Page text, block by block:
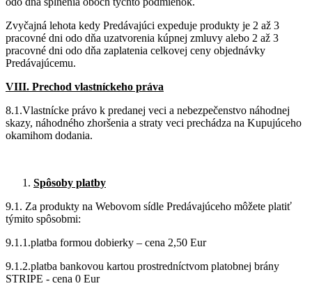
Zvyčajná lehota kedy Predávajúci expeduje produkty je 2 až 3
pracovné dni odo dňa uzatvorenia kúpnej zmluvy alebo 2 až 3
pracovné dni odo dňa zaplatenia celkovej ceny objednávky
Predávajúcemu.
VIII. Prechod vlastníckeho práva
8.1.Vlastnícke právo k predanej veci a nebezpečenstvo náhodnej
skazy, náhodného zhoršenia a straty veci prechádza na Kupujúceho
okamihom dodania.
Spôsoby platby
9.1. Za produkty na Webovom sídle Predávajúceho môžete platiť
týmito spôsobmi:
9.1.1.platba formou dobierky – cena 2,50 Eur
9.1.2.platba bankovou kartou prostredníctvom platobnej brány
STRIPE - cena 0 Eur